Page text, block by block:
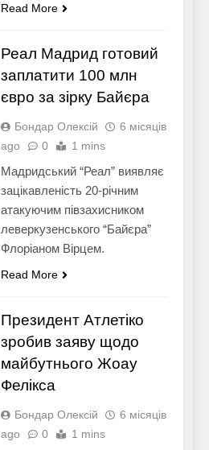
Read More
Реал Мадрид готовий
заплатити 100 млн
євро за зірку Байєра
Бондар Олексій
6 місяців
ago
0 1 mins
Мадридський “Реал” виявляє
зацікавленість 20-річним
атакуючим півзахисником
леверкузенського “Байєра”
Флоріаном Вірцем.
Read More
Президент Атлетіко
зробив заяву щодо
майбутнього Жоау
Фелікса
Бондар Олексій
6 місяців
ago
0 1 mins